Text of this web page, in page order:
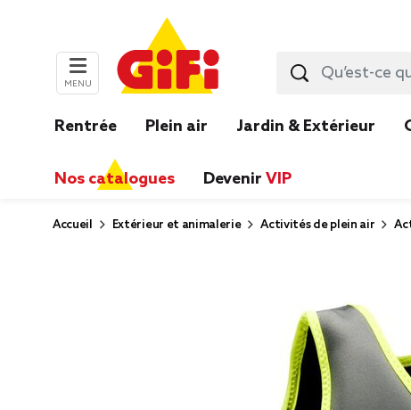
MENU
Rentrée Plein air Jardin & Extérieur
Nos catalogues Devenir VIP
Accueil Extérieur et animalerie Activités de plein air